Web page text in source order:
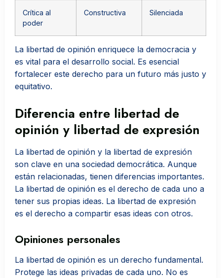
Crítica al
poder
Constructiva Silenciada
La libertad de opinión enriquece la democracia y
es vital para el desarrollo social. Es esencial
fortalecer este derecho para un futuro más justo y
equitativo.
Diferencia entre libertad de
opinión y libertad de expresión
La libertad de opinión y la libertad de expresión
son clave en una sociedad democrática. Aunque
están relacionadas, tienen diferencias importantes.
La libertad de opinión es el derecho de cada uno a
tener sus propias ideas. La libertad de expresión
es el derecho a compartir esas ideas con otros.
Opiniones personales
La libertad de opinión es un derecho fundamental.
Protege las ideas privadas de cada uno. No es